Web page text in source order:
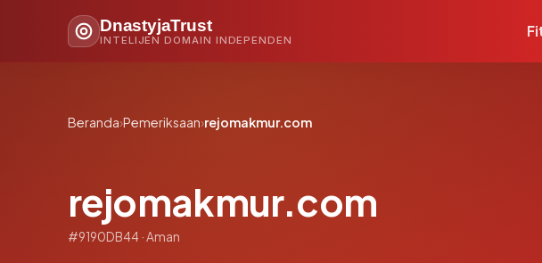
DnastyjaTrust
INTELIJEN DOMAIN INDEPENDEN
Beranda›Pemeriksaan›rejomakmur.com
rejomakmur.com
#9190DB44 · Aman